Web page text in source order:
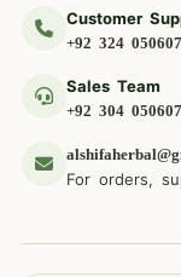
Customer
+92 324
Sales Team
+92 304
For orders,